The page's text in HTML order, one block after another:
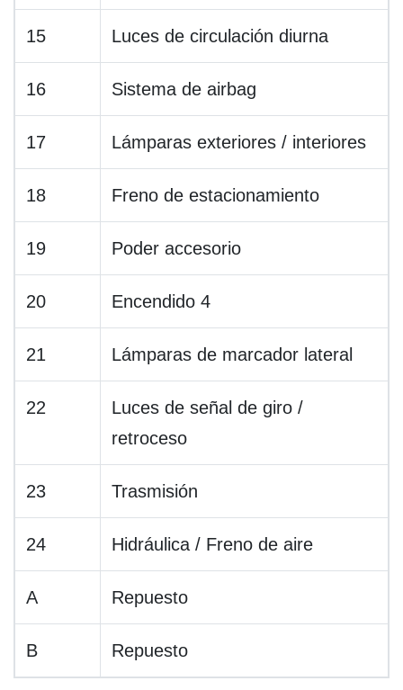
15 Luces de circulación diurna
16 Sistema de airbag
17 Lámparas exteriores / interiores
18 Freno de estacionamiento
19 Poder accesorio
20 Encendido 4
21 Lámparas de marcador lateral
22
Luces de señal de giro /
retroceso
23 Trasmisión
24 Hidráulica / Freno de aire
A Repuesto
B Repuesto